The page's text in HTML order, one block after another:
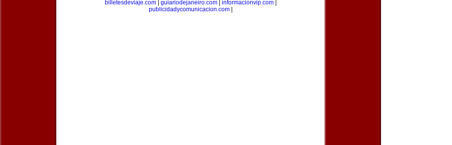
billetesdeviaje.com| guiariodejaneiro.com| informacionvip.com|
publicidadycomunicacion.com|